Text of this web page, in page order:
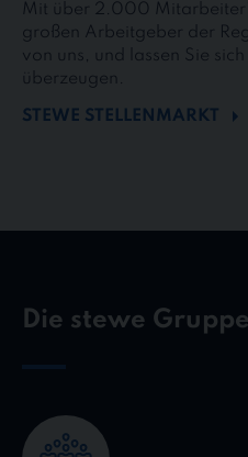
Mit über 2.000
großen Arbeitgeber der
von uns, und lassen Sie
überzeugen.
STEWE STELLENMARKT
Die stewe